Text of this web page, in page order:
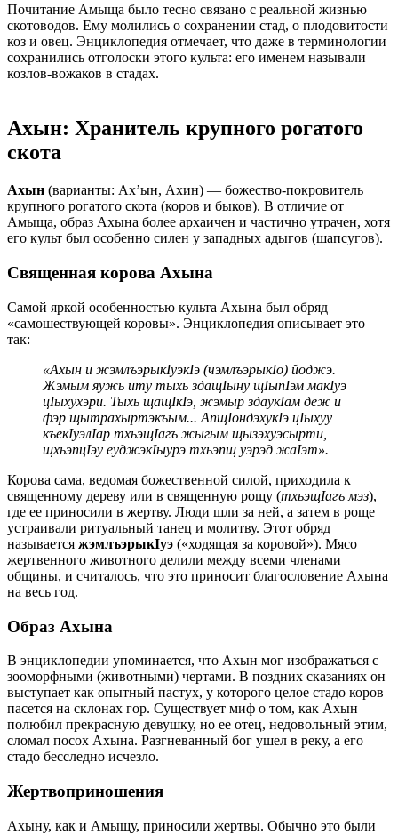
Почитание Амыща было тесно связано с реальной жизнью
скотоводов. Ему молились о сохранении стад, о плодовитости
коз и овец. Энциклопедия отмечает, что даже в терминологии
сохранились отголоски этого культа: его именем называли
козлов-вожаков в стадах.
Ахын: Хранитель крупного рогатого
скота
Ахын (варианты: Ах’ын, Ахин) — божество-покровитель
крупного рогатого скота (коров и быков). В отличие от
Амыща, образ Ахына более архаичен и частично утрачен, хотя
его культ был особенно силен у западных адыгов (шапсугов).
Священная корова Ахына
Самой яркой особенностью культа Ахына был обряд
«самошествующей коровы». Энциклопедия описывает это
так:
«Ахын и жэмлъэрыкIуэкIэ (чэмлъэрыкIо) йоджэ.
Жэмым яужь иту тыхь здащIыну щIыпIэм макIуэ
цIыхухэри. Тыхь щащIкIэ, жэмыр здаукIам деж и
фэр щытрахыртэкъым... АпщIондэхукIэ цIыхуу
къекIуэлIар тхьэщIагъ жыгым щызэхуэсырти,
щхьэпцIэу еуджэкIыурэ тхьэпщ уэрэд жаIэт».
Корова сама, ведомая божественной силой, приходила к
священному дереву или в священную рощу (тхьэщIагъ мэз),
где ее приносили в жертву. Люди шли за ней, а затем в роще
устраивали ритуальный танец и молитву. Этот обряд
называется жэмлъэрыкIуэ («ходящая за коровой»). Мясо
жертвенного животного делили между всеми членами
общины, и считалось, что это приносит благословение Ахына
на весь год.
Образ Ахына
В энциклопедии упоминается, что Ахын мог изображаться с
зооморфными (животными) чертами. В поздних сказаниях он
выступает как опытный пастух, у которого целое стадо коров
пасется на склонах гор. Существует миф о том, как Ахын
полюбил прекрасную девушку, но ее отец, недовольный этим,
сломал посох Ахына. Разгневанный бог ушел в реку, а его
стадо бесследно исчезло.
Жертвоприношения
Ахыну, как и Амыщу, приносили жертвы. Обычно это были